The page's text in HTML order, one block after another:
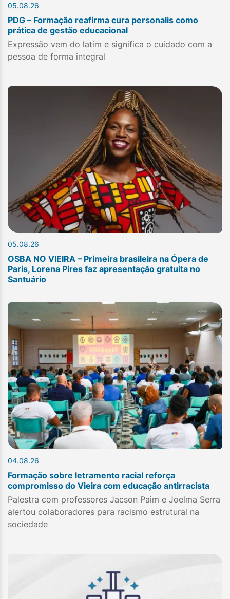
05.08.26
PDG – Formação reafirma cura personalis como
prática de gestão educacional
Expressão vem do latim e significa o cuidado com a
pessoa de forma integral
05.08.26
OSBA NO VIEIRA – Primeira brasileira na Ópera de
Paris, Lorena Pires faz apresentação gratuita no
Santuário
04.08.26
Formação sobre letramento racial reforça
compromisso do Vieira com educação antirracista
Palestra com professores Jacson Paim e Joelma Serra
alertou colaboradores para racismo estrutural na
sociedade